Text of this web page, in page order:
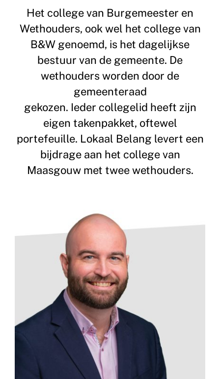
Het college van Burgemeester en
Wethouders, ook wel het college van
B&W genoemd, is het dagelijkse
bestuur van de gemeente. De
wethouders worden door de
gemeenteraad
gekozen. Ieder collegelid heeft zijn
eigen takenpakket, oftewel
portefeuille. Lokaal Belang levert een
bijdrage aan het college van
Maasgouw met twee wethouders.